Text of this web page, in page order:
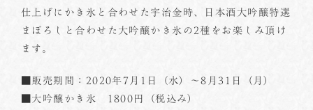
仕上げにかき氷と合わせた宇治金時、日本酒大吟醸特選
まぼろしと合わせた大吟醸かき氷の2種をお楽しみ頂け
ます。
■販売期間：2020年7月1日（水）～8月31日（月）
■大吟醸かき氷 1800円（税込み）